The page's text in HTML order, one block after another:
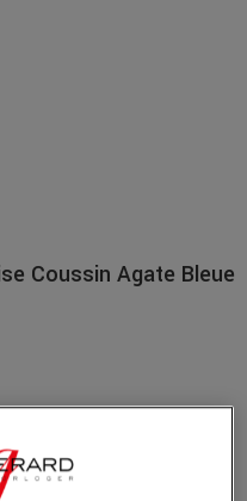
Coussin Agate Bleue
pierres fines en majesté,
La taille en « coussin »